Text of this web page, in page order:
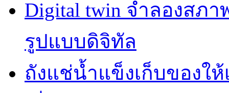
Digital twin จำลองสภ
รูปแบบดิจิทัล
ถังแช่น้ำแข็งเก็บของให้